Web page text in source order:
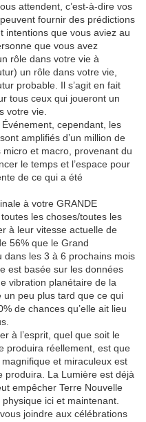
attendent, c’est-à-dire vos
fournir des prédictions
intentions que vous aviez au
que vous avez
rôle dans votre vie à
un rôle dans votre vie,
probable. Il s’agit en fait
tous ceux qui joueront un
votre vie.
cependant, les
amplifiés d’un million de
et macro, provenant du
le temps et l’espace pour
de ce qui a été
à votre GRANDE
les choses/toutes les
à leur vitesse actuelle de
56% que le Grand
dans les 3 à 6 prochains mois
est basée sur les données
vibration planétaire de la
un peu plus tard que ce qui
de chances qu’elle ait lieu
à l’esprit, quel que soit le
produira réellement, est que
et miraculeux est
produira. La Lumière est déjà
empêcher Terre Nouvelle
ici et maintenant.
joindre aux célébrations